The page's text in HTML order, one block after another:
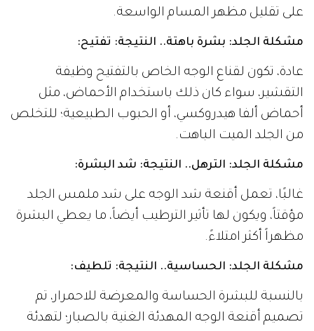
على تقليل مظهر المسام الواسعة.
مشكلة الجلد: بشرة باهتة.. النتيجة: تفتيح:
عادة، تكون لقناع الوجه الخاص بالتفتيح وظيفة
التقشير، سواء كان ذلك باستخدام الأحماض، مثل
أحماض ألفا هيدروكسي، أو الحبوب الطبيعية؛ للتخلص
من الجلد الميت الباهت.
مشكلة الجلد: الترهل.. النتيجة: شد البشرة:
غالبًا، تعمل أقنعة شد الوجه على شد ملمس الجلد
مؤقتاً، ويكون لها تأثير الترطيب أيضاً، ما يعطي البشرة
مظهراً أكثر امتلاءً.
مشكلة الجلد: الحساسية.. النتيجة: تلطيف:
بالنسبة للبشرة الحساسة والمعرضة للاحمرار، تم
تصميم أقنعة الوجه المهدئة الغنية بالصبار؛ لتهدئة